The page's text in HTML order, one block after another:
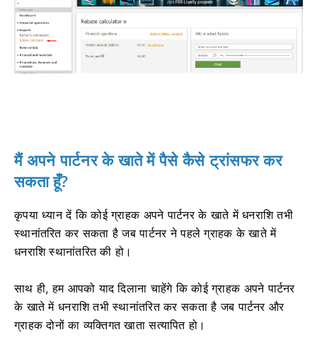
मैं अपने पार्टनर के खाते में पैसे कैसे ट्रांसफर कर
सकता हूँ?
कृपया ध्यान दें कि कोई ग्राहक अपने पार्टनर के खाते में धनराशि तभी
स्थानांतरित कर सकता है जब पार्टनर ने पहले ग्राहक के खाते में
धनराशि स्थानांतरित की हो।
साथ ही, हम आपको याद दिलाना चाहेंगे कि कोई ग्राहक अपने पार्टनर
के खाते में धनराशि तभी स्थानांतरित कर सकता है जब पार्टनर और
ग्राहक दोनों का व्यक्तिगत खाता सत्यापित हो।